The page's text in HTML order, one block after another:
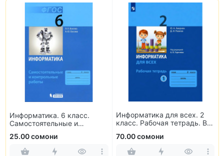
Информатика. 6 класс.
Самостоятельные и
25.00 сомони
Информатика для всех. 2
класс. Рабочая тетрадь. В
70.00 сомони